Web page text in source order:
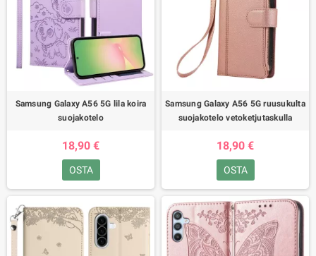
Samsung Galaxy A56 5G lila koira
suojakotelo
18,90 €
OSTA
Samsung Galaxy A56 5G ruusukulta
suojakotelo vetoketjutaskulla
18,90 €
OSTA